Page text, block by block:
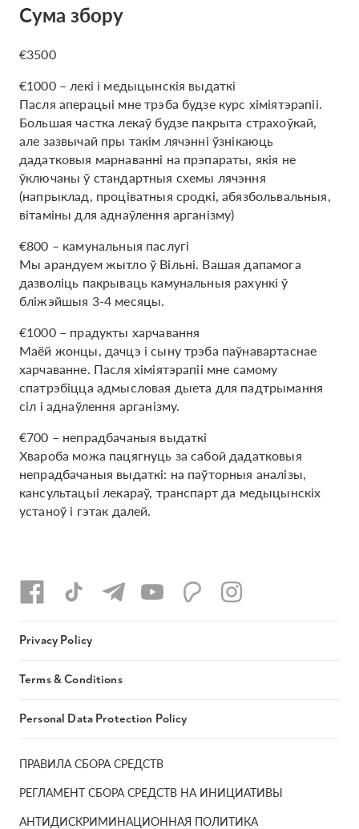
Сума збору
€3500
€1000 – лекі і медыцынскія выдаткі
Пасля аперацыі мне трэба будзе курс хіміятэрапіі.
Большая частка лекаў будзе пакрыта страхоўкай,
але зазвычай пры такім лячэнні ўзнікаюць
дадатковыя марнаванні на прэпараты, якія не
ўключаны ў стандартныя схемы лячэння
(напрыклад, проціватныя сродкі, абязбольвальныя,
вітаміны для аднаўлення арганізму)
€800 – камунальныя паслугі
Мы арандуем жытло ў Вільні. Вашая дапамога
дазволіць пакрываць камунальныя рахункі ў
бліжэйшыя 3-4 месяцы.
€1000 – прадукты харчавання
Маёй жонцы, дачцэ і сыну трэба паўнавартаснае
харчаванне. Пасля хіміятэрапіі мне самому
спатрэбіцца адмысловая дыета для падтрымання
сіл і аднаўлення арганізму.
€700 – непрадбачаныя выдаткі
Хвароба можа пацягнуць за сабой дадатковыя
непрадбачаныя выдаткі: на паўторныя аналізы,
кансультацыі лекараў, транспарт да медыцынскіх
устаноў і гэтак далей.
ПРАВИЛА СБОРА СРЕДСТВ
РЕГЛАМЕНТ СБОРА СРЕДСТВ НА ИНИЦИАТИВЫ
АНТИДИСКРИМИНАЦИОННАЯ ПОЛИТИКА
Privacy Policy
Terms & Conditions
Personal Data Protection Policy